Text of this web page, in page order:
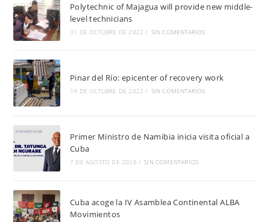
Polytechnic of Majagua will provide new middle-
level technicians
31 DE OCTUBRE DE 2022 / SIN COMENTARIOS
Pinar del Río: epicenter of recovery work
14 DE OCTUBRE DE 2022 / SIN COMENTARIOS
Primer Ministro de Namibia inicia visita oficial a
Cuba
7 DE AGOSTO DE 2026 / SIN COMENTARIOS
Cuba acoge la IV Asamblea Continental ALBA
Movimientos